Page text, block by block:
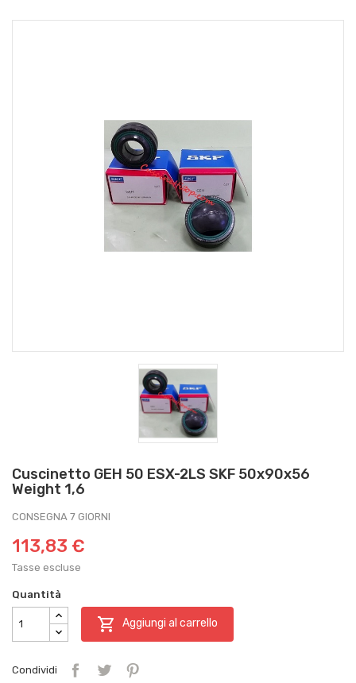
Cuscinetto GEH 50 ESX-2LS SKF 50x90x56
Weight 1,6
CONSEGNA 7 GIORNI
113,83 €
Tasse escluse
Quantità
 Aggiungi al carrello
Condividi